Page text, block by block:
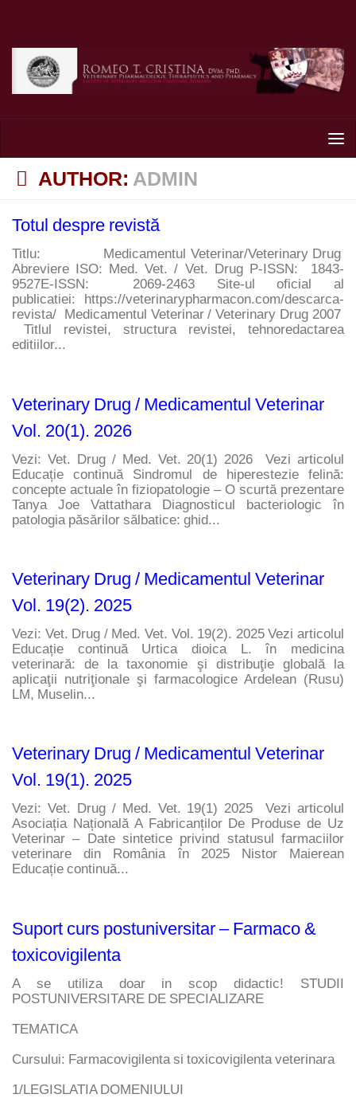
AUTHOR: ADMIN
Totul despre revistă
Titlu:               Medicamentul Veterinar/Veterinary Drug
Abreviere ISO: Med. Vet. / Vet. Drug P-ISSN:  1843-
9527E-ISSN:  2069-2463 Site-ul oficial al
publicatiei: https://veterinarypharmacon.com/descarca-
revista/  Medicamentul Veterinar / Veterinary Drug 2007
Titlul revistei, structura revistei, tehnoredactarea
editiilor...
Veterinary Drug / Medicamentul Veterinar
Vol. 20(1). 2026
Vezi: Vet. Drug / Med. Vet. 20(1) 2026  Vezi articolul
Educație continuă Sindromul de hiperestezie felină:
concepte actuale în fiziopatologie – O scurtă prezentare
Tanya Joe Vattathara Diagnosticul bacteriologic în
patologia păsărilor sălbatice: ghid...
Veterinary Drug / Medicamentul Veterinar
Vol. 19(2). 2025
Vezi: Vet. Drug / Med. Vet. Vol. 19(2). 2025 Vezi articolul
Educație continuă Urtica dioica L. în medicina
veterinară: de la taxonomie şi distribuţie globală la
aplicaţii nutriţionale şi farmacologice Ardelean (Rusu)
LM, Muselin...
Veterinary Drug / Medicamentul Veterinar
Vol. 19(1). 2025
Vezi: Vet. Drug / Med. Vet. 19(1) 2025  Vezi articolul
Asociația Națională A Fabricanților De Produse de Uz
Veterinar – Date sintetice privind statusul farmaciilor
veterinare din România în 2025 Nistor Maierean
Educație continuă...
Suport curs postuniversitar – Farmaco &
toxicovigilenta
A se utiliza doar in scop didactic! STUDII
POSTUNIVERSITARE DE SPECIALIZARE
TEMATICA
Cursului: Farmacovigilenta si toxicovigilenta veterinara
1/LEGISLATIA DOMENIULUI